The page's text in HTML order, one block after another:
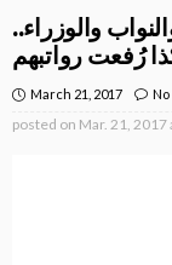
والوزراء..
March 21, 2017
posted on Mar. 21, 2017